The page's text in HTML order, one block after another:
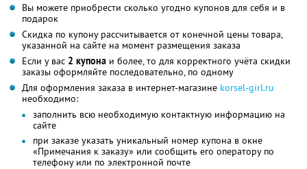
Вы можете приобрести сколько угодно купонов для себя и в
подарок
Скидка по купону рассчитывается от конечной цены товара,
указанной на сайте на момент размещения заказа
Если у вас 2 купона и более, то для корректного учёта скидки
заказы оформляйте последовательно, по одному
Для оформления заказа в интернет-магазине korsel-girl.ru
необходимо:
заполнить всю необходимую контактную информацию на
сайте
при заказе указать уникальный номер купона в окне
«Примечания к заказу» или сообщить его оператору по
телефону или по электронной почте